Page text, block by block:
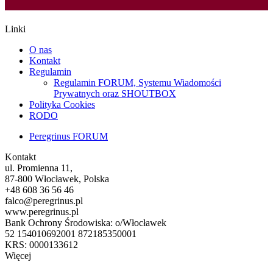
Linki
O nas
Kontakt
Regulamin
Regulamin FORUM, Systemu Wiadomości
Prywatnych oraz SHOUTBOX
Polityka Cookies
RODO
Peregrinus FORUM
Kontakt
ul. Promienna 11,
87-800 Włocławek, Polska
+48 608 36 56 46
falco@peregrinus.pl
www.peregrinus.pl
Bank Ochrony Środowiska: o/Włocławek
52 154010692001 872185350001
KRS: 0000133612
Więcej